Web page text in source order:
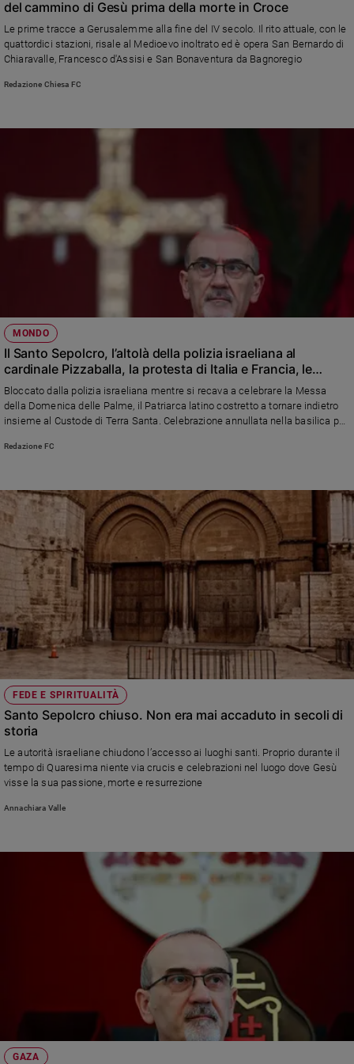
2026
Cinema,
e
Libri
Famiglia
ed
educazione
Coppia
Scuola
e
giovani
Adolescenza
Bioetica
Vai
Riflessioni
Foto
Video
Podcast
Privacy
Policy
Chi
del cammino di Gesù prima della morte in Croce
Le prime tracce a Gerusalemme alla fine del IV secolo. Il rito attuale, con le
quattordici stazioni, risale al Medioevo inoltrato ed è opera San Bernardo di
Chiaravalle, Francesco d'Assisi e San Bonaventura da Bagnoregio
Redazione Chiesa FC
MONDO
Il Santo Sepolcro, l’altolà della polizia israeliana al
cardinale Pizzaballa, la protesta di Italia e Francia, le
giustificazioni di Tel Aviv: tutto quello che sappiamo di un
episodio gravissimo
Bloccato dalla polizia israeliana mentre si recava a celebrare la Messa
della Domenica delle Palme, il Patriarca latino costretto a tornare indietro
insieme al Custode di Terra Santa. Celebrazione annullata nella basilica per
alla guerra e delle tensioni diplomatiche che ne sono seguite
Redazione FC
FEDE E SPIRITUALITÀ
Santo Sepolcro chiuso. Non era mai accaduto in secoli di
storia
Le autorità israeliane chiudono l’accesso ai luoghi santi. Proprio durante il
tempo di Quaresima niente via crucis e celebrazioni nel luogo dove Gesù
visse la sua passione, morte e resurrezione
Annachiara Valle
GAZA